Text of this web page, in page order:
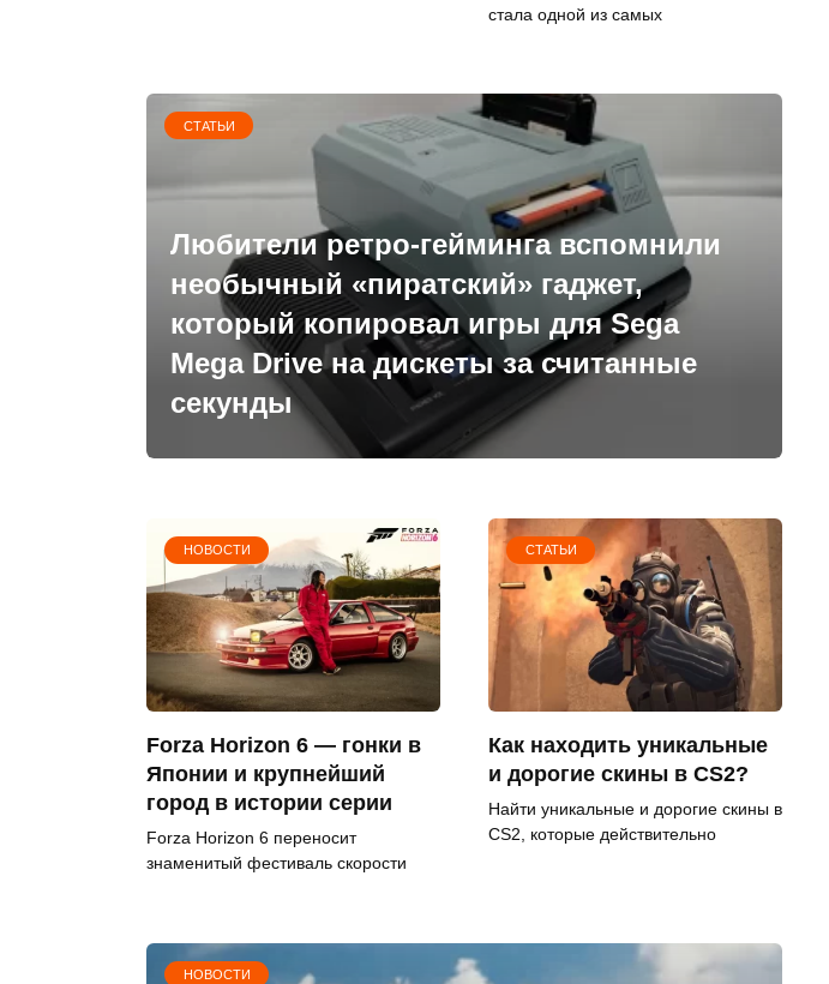
стала одной из самых
СТАТЬИ
Любители ретро-гейминга вспомнили
необычный «пиратский» гаджет,
который копировал игры для Sega
Mega Drive на дискеты за считанные
секунды
НОВОСТИ
Forza Horizon 6 — гонки в
Японии и крупнейший
город в истории серии
Forza Horizon 6 переносит
знаменитый фестиваль скорости
СТАТЬИ
Как находить уникальные
и дорогие скины в CS2?
Найти уникальные и дорогие скины в
CS2, которые действительно
НОВОСТИ